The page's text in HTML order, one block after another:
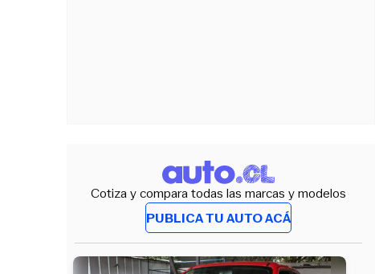
Cotiza y compara todas las marcas y modelos
PUBLICA TU AUTO ACÁ